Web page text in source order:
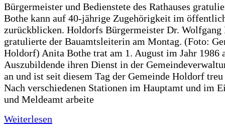
Bürgermeister und Bedienstete des Rathauses
Bothe kann auf 40-jährige Zugehörigkeit im
zurückblicken. Holdorfs Bürgermeister Dr. Wolfgang
gratulierte der Bauamtsleiterin am Montag. (Foto:
Holdorf) Anita Bothe trat am 1. August im Jahr 1986
Auszubildende ihren Dienst in der
an und ist seit diesem Tag der Gemeinde Holdorf
Nach verschiedenen Stationen im Hauptamt und im
und Meldeamt arbeite
Weiterlesen